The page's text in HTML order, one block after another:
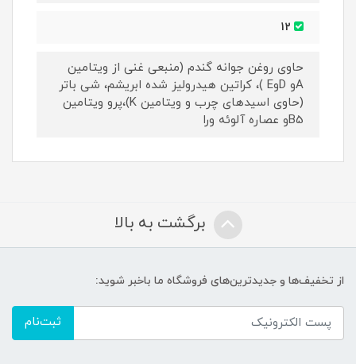
حاوی روغن جوانه گندم (منبعی غنی از ویتامین
Aو DوE )، کراتین هیدرولیز شده ابریشم، شی باتر
(حاوی اسیدهای چرب و ویتامین K)،پرو ویتامین
B5و عصاره آلوئه ورا
برگشت به بالا
از تخفیف‌ها و جدیدترین‌های فروشگاه ما باخبر شوید:
ثبت‌نام